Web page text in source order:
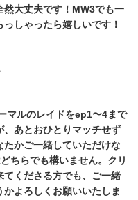
然大丈夫です！MW3でも一
しゃったら嬉しいです！
マルのレイドをep1〜4まで
、あとおひとりマッチせず
たかご一緒していただけな
ちらでも構いません。クリ
てくださる方でも、ご一緒
よろしくお願いいたしま